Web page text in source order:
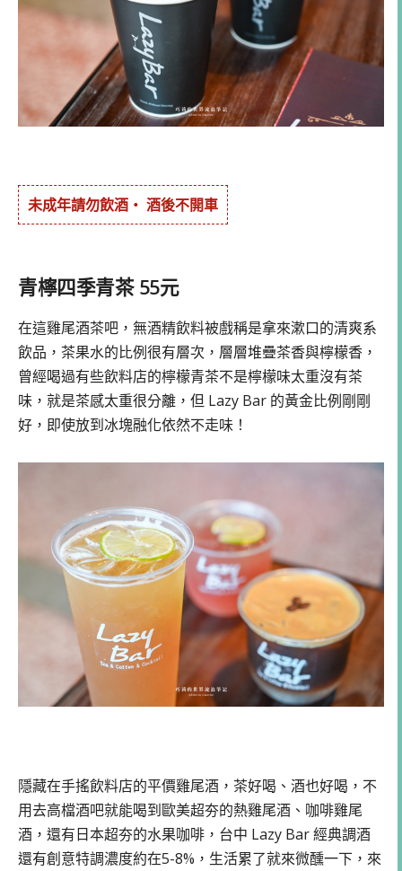
未成年請勿飲酒・ 酒後不開車
青檸四季青茶 55元
在這雞尾酒茶吧，無酒精飲料被戲稱是拿來漱口的清爽系
飲品，茶果水的比例很有層次，層層堆疊茶香與檸檬香，
曾經喝過有些飲料店的檸檬青茶不是檸檬味太重沒有茶
味，就是茶感太重很分離，但 Lazy Bar 的黃金比例剛剛
好，即使放到冰塊融化依然不走味！
隱藏在手搖飲料店的平價雞尾酒，茶好喝、酒也好喝，不
用去高檔酒吧就能喝到歐美超夯的熱雞尾酒、咖啡雞尾
酒，還有日本超夯的水果咖啡，台中 Lazy Bar 經典調酒
還有創意特調濃度約在5-8%，生活累了就來微醺一下，來